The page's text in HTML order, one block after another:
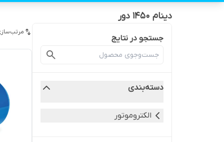
دینام 1450 دور
جستجو در نتایج
دسته‌بندی
الکتروموتور